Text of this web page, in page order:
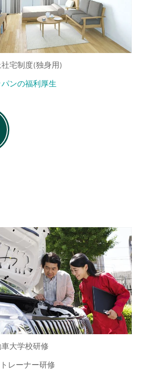
社宅制度(独身用)
パンの福利厚生
車大学校研修
トレーナー研修